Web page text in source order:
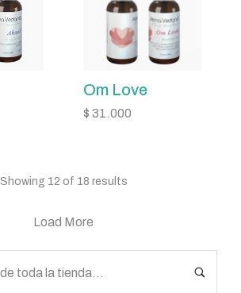
Om Love
$ 31.000
Showing 12 of 18 results
Load More